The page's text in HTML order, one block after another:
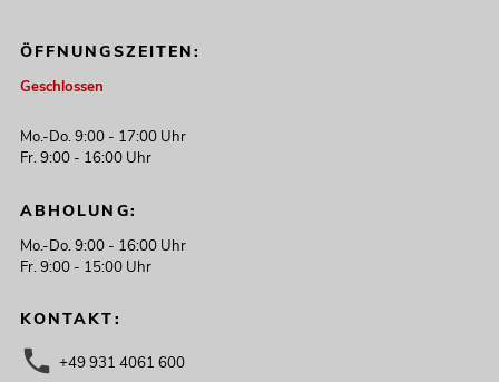
ÖFFNUNGSZEITEN:
Geschlossen
Mo.-Do. 9:00 - 17:00 Uhr
Fr. 9:00 - 16:00 Uhr
ABHOLUNG:
Mo.-Do. 9:00 - 16:00 Uhr
Fr. 9:00 - 15:00 Uhr
KONTAKT:
+49 931 4061 600